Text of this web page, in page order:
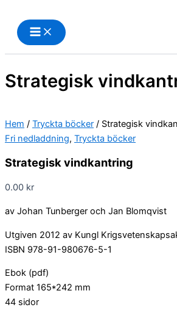
innehåll
Strategisk
Hem / Tryckta böcker / Strategisk
Fri nedladdning, Tryckta böcker
Strategisk vindkantring
0.00 kr
av Johan Tunberger och Jan Blomqvist
Utgiven 2012 av Kungl
ISBN 978-91-980676-5-1
Ebok (pdf)
Format 165*242 mm
44 sidor